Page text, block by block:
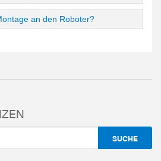
an den Roboter?